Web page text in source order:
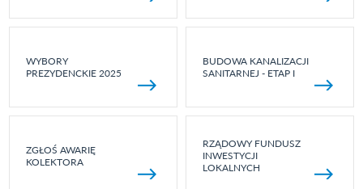
WYBORY
PREZYDENCKIE 2025
BUDOWA KANALIZACJI
SANITARNEJ - ETAP I
ZGŁOŚ AWARIĘ
KOLEKTORA
RZĄDOWY FUNDUSZ
INWESTYCJI
LOKALNYCH